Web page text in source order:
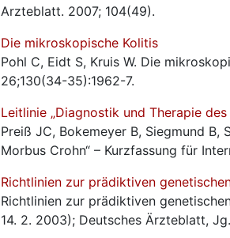
Arzteblatt. 2007; 104(49).
Die mikroskopische Kolitis
Pohl C, Eidt S, Kruis W. Die
26;130(34-35):1962-7.
Leitlinie „Diagnostik und Therapie
Preiß JC, Bokemeyer B, Siegmund
Morbus Crohn“ – Kurzfassung für
Richtlinien zur prädiktiven
Richtlinien zur prädiktiven
14. 2. 2003); Deutsches Ärzteblatt,